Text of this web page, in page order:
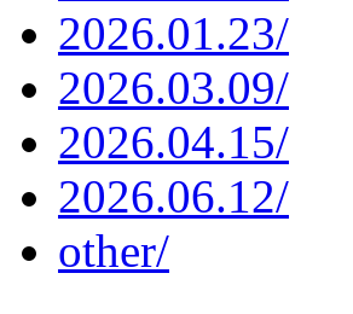
2026.01.23/
2026.03.09/
2026.04.15/
2026.06.12/
other/